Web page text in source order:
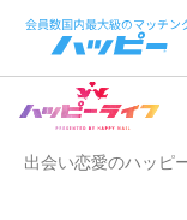
出会い恋愛のハッピ